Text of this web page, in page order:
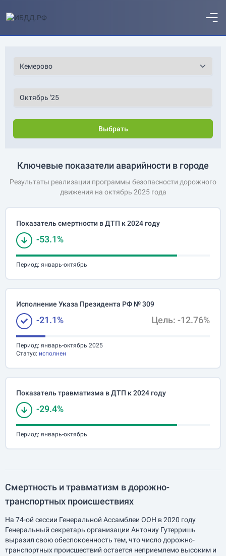
Выбрать
Ключевые показатели аварийности в городе
Результаты реализации программы безопасности дорожного
движения на октябрь 2025 года
Показатель смертности в ДТП к 2024 году
-53.1%
Период: январь-октябрь
Исполнение Указа Президента РФ № 309
-21.1% Цель: -12.76%
Период: январь-октябрь 2025
Статус: исполнен
Показатель травматизма в ДТП к 2024 году
-29.4%
Период: январь-октябрь
Смертность и травматизм в дорожно-
транспортных происшествиях
На 74-ой сессии Генеральной Ассамблеи ООН в 2020 году
Генеральный секретарь организации Антониу Гутерришь
выразил свою обеспокоенность тем, что число дорожно-
транспортных происшествий остается неприемлемо высоким и